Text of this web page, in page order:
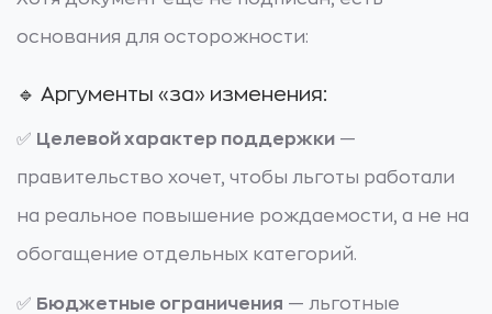
основания для осторожности:
🔹 Аргументы «за» изменения:
✅ Целевой характер поддержки —
правительство хочет, чтобы льготы работали
на реальное повышение рождаемости, а не на
обогащение отдельных категорий.
✅ Бюджетные ограничения — льготные